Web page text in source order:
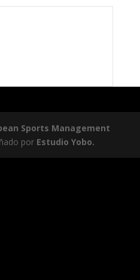
Sports Management
por Estudio Yobo.